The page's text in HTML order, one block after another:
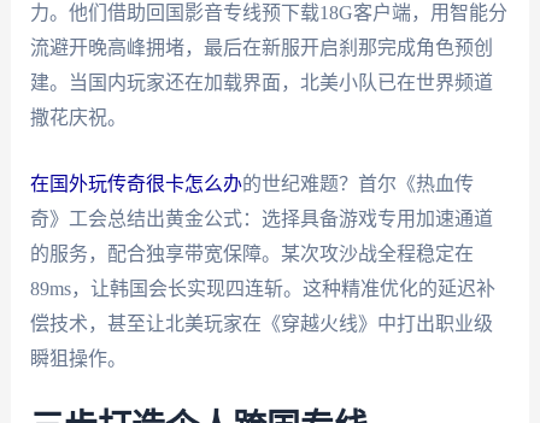
力。他们借助回国影音专线预下载18G客户端，用智能分
流避开晚高峰拥堵，最后在新服开启刹那完成角色预创
建。当国内玩家还在加载界面，北美小队已在世界频道
撒花庆祝。
在国外玩传奇很卡怎么办的世纪难题？首尔《热血传
奇》工会总结出黄金公式：选择具备游戏专用加速通道
的服务，配合独享带宽保障。某次攻沙战全程稳定在
89ms，让韩国会长实现四连斩。这种精准优化的延迟补
偿技术，甚至让北美玩家在《穿越火线》中打出职业级
瞬狙操作。